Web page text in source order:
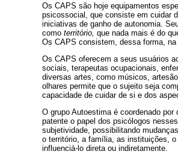
Os CAPS são hoje equipamentos
psicossocial, que consiste em cuidar
iniciativas de ganho de autonomia.
como território, que nada mais é do
Os CAPS consistem, dessa forma,
Os CAPS oferecem a seus usuários
sociais, terapeutas ocupacionais,
diversas artes, como músicos,
olhares permite que o sujeito seja
capacidade de cuidar de si e dos
O grupo Autoestima é coordenado
patente o papel dos psicólogos
subjetividade, possibilitando
o território, a família, as instituições,
influenciá-lo direta ou indiretamente.